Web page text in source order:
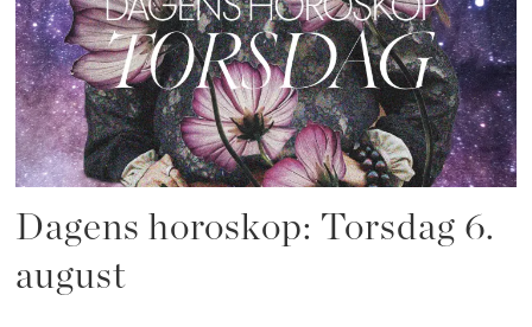
Dagens horoskop: Torsdag 6.
august